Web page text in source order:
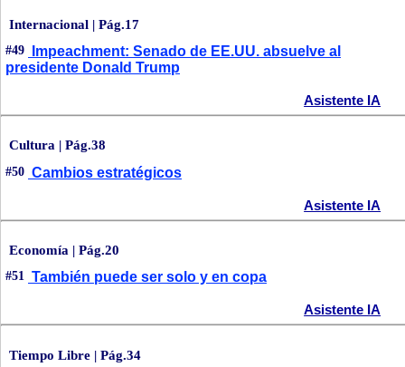
Internacional | Pág.17
#49
Impeachment: Senado de EE.UU. absuelve al
presidente Donald Trump
Asistente IA
Cultura | Pág.38
#50 Cambios estratégicos
Asistente IA
Economía | Pág.20
#51 También puede ser solo y en copa
Asistente IA
Tiempo Libre | Pág.34